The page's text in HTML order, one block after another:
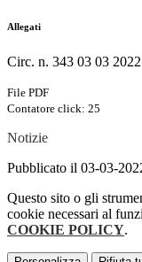
Allegati
Circ. n. 343 03 03
File PDF
Contatore click: 25
Notizie
Pubblicato il 03-03-
Questo sito o gli
cookie necessari al
COOKIE POLICY.